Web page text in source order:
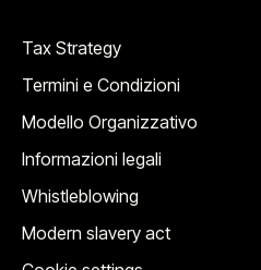
Tax Strategy
Termini e Condizioni
Modello Organizzativo
Informazioni legali
Whistleblowing
Modern slavery act